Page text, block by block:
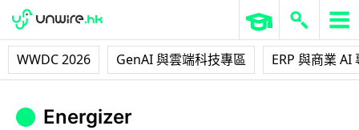
WWDC 2026 GenAI 與雲端科技專區 ERP 與商業 AI
Energizer